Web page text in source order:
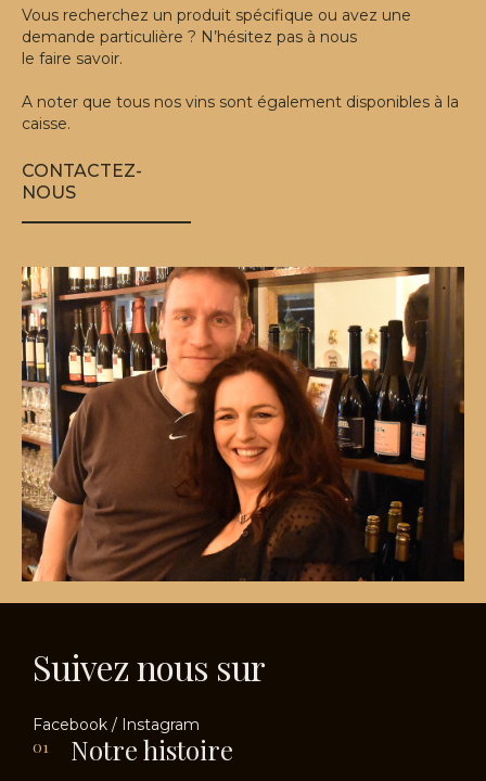
Vous recherchez un produit spécifique ou avez une
demande particulière ? N’hésitez pas à nous
le faire savoir.
A noter que tous nos vins sont également disponibles à la
caisse.
CONTACTEZ-
NOUS
Suivez nous sur
Facebook / Instagram
01 Notre histoire